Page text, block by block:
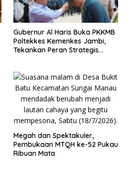
Gubernur Al Haris Buka PKKMB
Poltekkes Kemenkes Jambi,
Tekankan Peran Strategis
Megah dan Spektakuler,
Pembukaan MTQH ke-52 Pukau
Ribuan Mata